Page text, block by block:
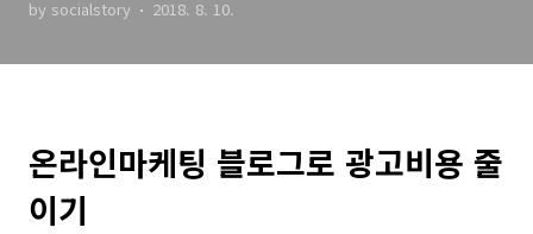
by socialstory 2018. 8. 10.
온라인마케팅 블로그로 광고비용 줄
이기